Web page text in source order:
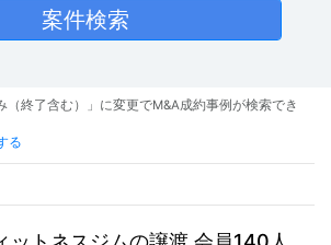
（終了含む）」に変更でM&A成約事例が検索でき
る